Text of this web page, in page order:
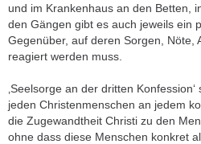
und im Krankenhaus an den Betten,
den Gängen gibt es auch jeweils ein
Gegenüber, auf deren Sorgen, Nöte,
reagiert werden muss.
‚Seelsorge an der dritten
jeden Christenmenschen an jedem
die Zugewandtheit Christi zu den
ohne dass diese Menschen konkret